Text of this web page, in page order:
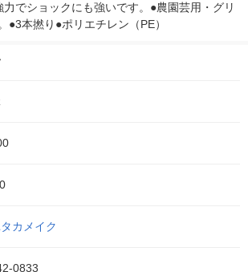
でショックにも強いです。●農園芸用・グリ
●3本撚り●ポリエチレン（PE）
カメイク
0833